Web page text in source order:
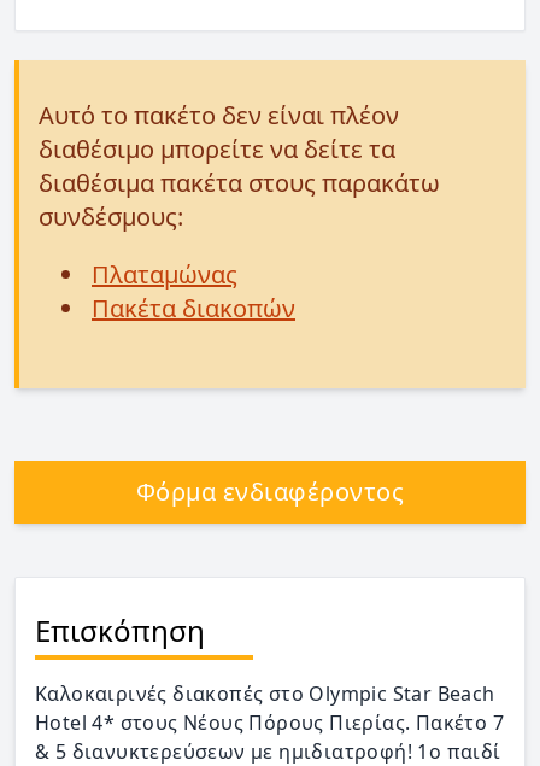
Αυτό το πακέτο δεν είναι πλέον
διαθέσιμο μπορείτε να δείτε τα
διαθέσιμα πακέτα στους παρακάτω
συνδέσμους:
Πλαταμώνας
Πακέτα διακοπών
Φόρμα ενδιαφέροντος
Επισκόπηση
Καλοκαιρινές διακοπές στο Olympic Star Beach
Hotel 4* στους Νέους Πόρους Πιερίας. Πακέτο 7
& 5 διανυκτερεύσεων με ημιδιατροφή! 1ο παιδί